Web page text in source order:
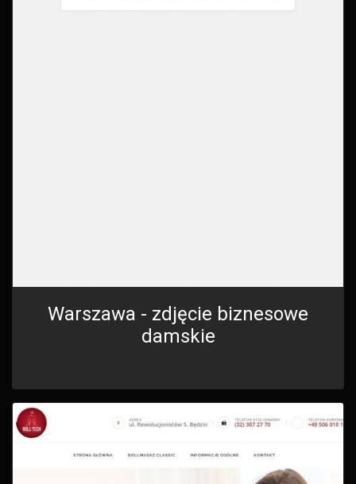
Warszawa - zdjęcie biznesowe
damskie